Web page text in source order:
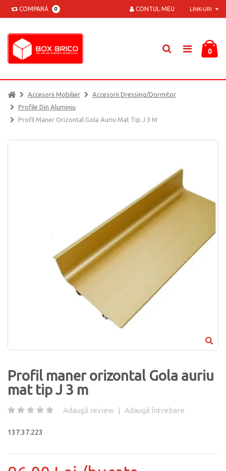
COMPARĂ 0 LINK-URI
CONTUL MEU
0
Accesorii Mobilier
Accesorii Dressing/dormitor
Profile Din Aluminiu
Profil Maner Orizontal Gola Auriu Mat Tip J 3 M
Profil maner orizontal Gola auriu
mat tip J 3 m
Adaugă review | Adaugă întrebare
137.37.223